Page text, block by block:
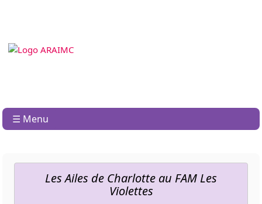
☰ Menu
Les Ailes de Charlotte au FAM Les
Violettes